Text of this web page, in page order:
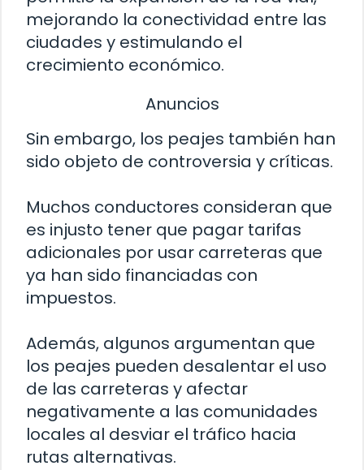
mejorando la conectividad entre las
ciudades y estimulando el
crecimiento económico.
Anuncios
Sin embargo, los peajes también han
sido objeto de controversia y críticas.
Muchos conductores consideran que
es injusto tener que pagar tarifas
adicionales por usar carreteras que
ya han sido financiadas con
impuestos.
Además, algunos argumentan que
los peajes pueden desalentar el uso
de las carreteras y afectar
negativamente a las comunidades
locales al desviar el tráfico hacia
rutas alternativas.